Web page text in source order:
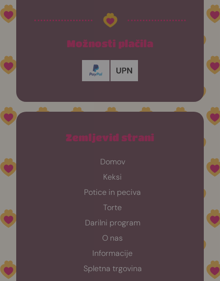
Zemljevid strani
Domov
Keksi
Potice in peciva
Torte
Darilni program
O nas
Informacije
Spletna trgovina
Možnosti plačila